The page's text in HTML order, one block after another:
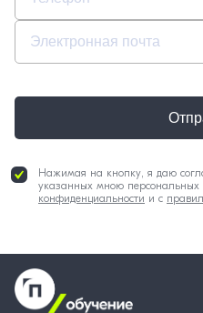
Нажимая на кнопку, я даю
указанных мною персональных
конфиденциальности и с